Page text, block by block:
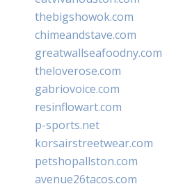
thebigshowok.com
chimeandstave.com
greatwallseafoodny.com
theloverose.com
gabriovoice.com
resinflowart.com
p-sports.net
korsairstreetwear.com
petshopallston.com
avenue26tacos.com